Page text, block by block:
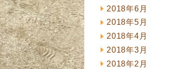
2018年6月
2018年5月
2018年4月
2018年3月
2018年2月